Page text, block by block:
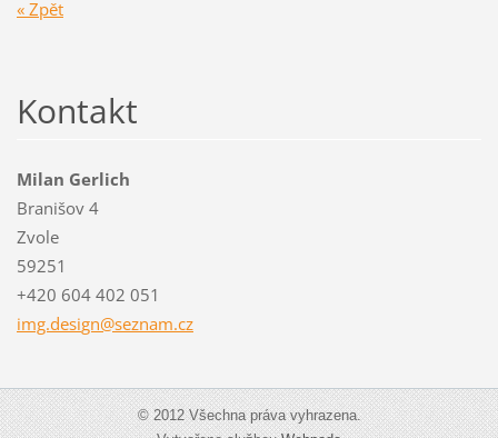
« Zpět
Kontakt
Milan Gerlich
Branišov 4
Zvole
59251
+420 604 402 051
img.design@seznam.cz
© 2012 Všechna práva vyhrazena.